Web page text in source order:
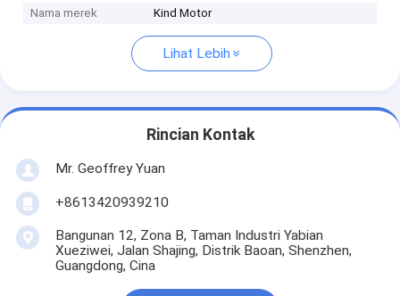
Nama merek Kind Motor
Lihat Lebih
Rincian Kontak
Mr. Geoffrey Yuan
+8613420939210
Bangunan 12, Zona B, Taman Industri Yabian
Xueziwei, Jalan Shajing, Distrik Baoan, Shenzhen,
Guangdong, Cina